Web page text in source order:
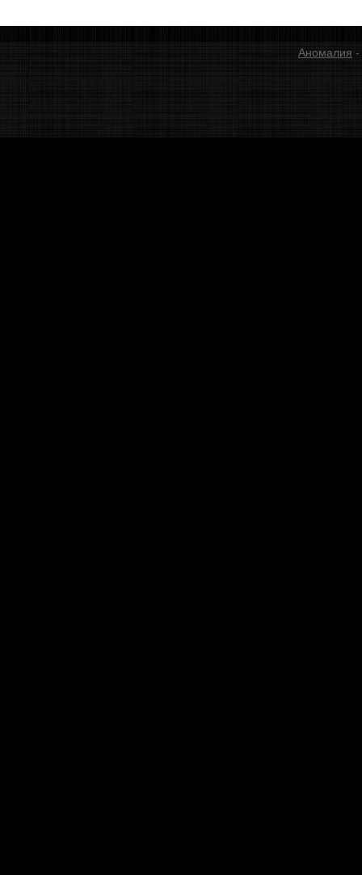
Аномалия -